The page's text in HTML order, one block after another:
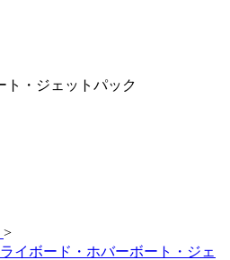
ト・ジェットパック
>
イボード・ホバーボート・ジェ